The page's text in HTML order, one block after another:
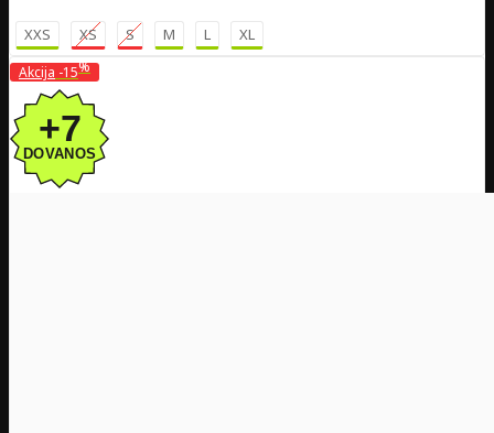
XXS XS S M L XL
Akcija -15%